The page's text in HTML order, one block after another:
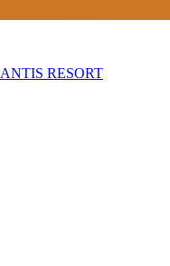
RESORT